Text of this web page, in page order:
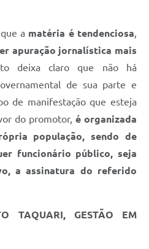
a matéria é tendenciosa,
apuração jornalística mais
deixa claro que não há
de sua parte e
de manifestação que esteja
do promotor, é organizada
população, sendo de
funcionário público, seja
a assinatura do referido
TAQUARI, GESTÃO EM